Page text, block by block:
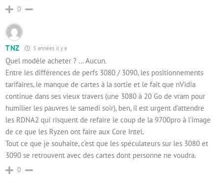
0
TNZ 5 années il y a
Quel modèle acheter ? … Aucun.
Entre les différences de perfs 3080 / 3090, les positionnements
tarifaires, le manque de cartes à la sortie et le fait que nVidia
continue dans ses vieux travers (une 3080 à 20 Go de vram pour
humilier les pauvres le samedi soir), ben, il est urgent d’attendre
les RDNA2 qui risquent de refaire le coup de la 9700pro à l’image
de ce que les Ryzen ont faire aux Core Intel.
Tout ce que je souhaite, c’est que les spéculateurs sur les 3080 et
3090 se retrouvent avec des cartes dont personne ne voudra.
0